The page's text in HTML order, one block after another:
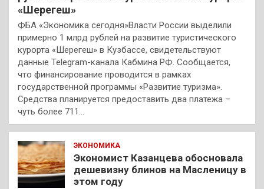
«Шерегеш»
ФБА «Экономика сегодня»Власти России выделили
примерно 1 млрд рублей на развитие туристического
курорта «Шерегеш» в Кузбассе, свидетельствуют
данные Telegram-канала Кабмина РФ. Сообщается,
что финансирование проводится в рамках
государственной программы «Развитие туризма».
Средства планируется предоставить два платежа –
чуть более 711…
ЭКОНОМИКА
Экономист Казанцева обосновала
дешевизну блинов на Масленицу в
этом году